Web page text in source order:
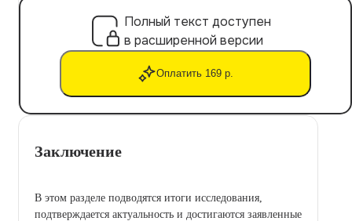
Полный текст доступен
в расширенной версии
Оплатить 169 р.
Заключение
В этом разделе подводятся итоги исследования,
подтверждается актуальность и достигаются заявленные